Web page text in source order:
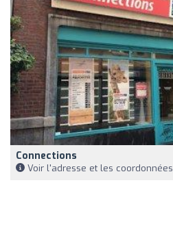
Connections
Voir l'adresse et les coordonnées